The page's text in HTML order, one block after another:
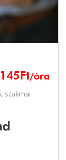
Ft/óra
, szakmai